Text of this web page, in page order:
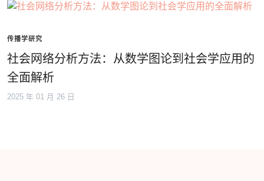
传播学研究
社会网络分析方法：从数学图论到社会学应用的
全面解析
2025 年 01 月 26 日